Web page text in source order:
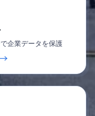
企業データを保護